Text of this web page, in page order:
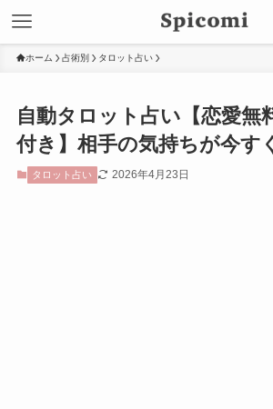
ホーム 占術別 タロット占い
自動タロット占い【恋愛無
付き】相手の気持ちが今す
タロット占い 2026年4月23日